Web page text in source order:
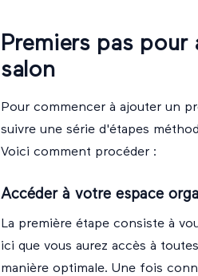
Premiers pas
salon
Pour commencer à ajouter un
suivre une série d'étapes
Voici comment procéder :
Accéder à votre espace
La première étape consiste à
ici que vous aurez accès à
manière optimale. Une fois